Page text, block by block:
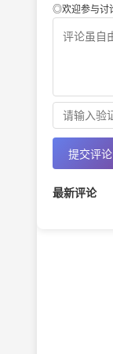
◎欢迎参与讨
提交评论
最新评论